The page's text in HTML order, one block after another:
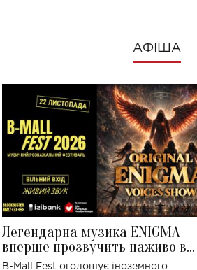
АФІША
Легендарна музика ENIGMA
вперше прозвучить наживо в
Україні: де відбудеться концерт
B-Mall Fest оголошує іноземного